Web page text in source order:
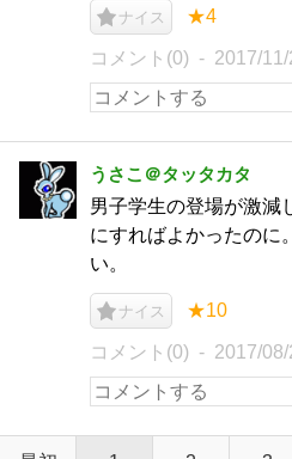
ナイス ★4
コメント(0) 2017/11/
うさこ＠タッタカタ
男子学生の登場が激減
にすればよかったのに
い。
ナイス ★10
コメント(0) 2017/08/